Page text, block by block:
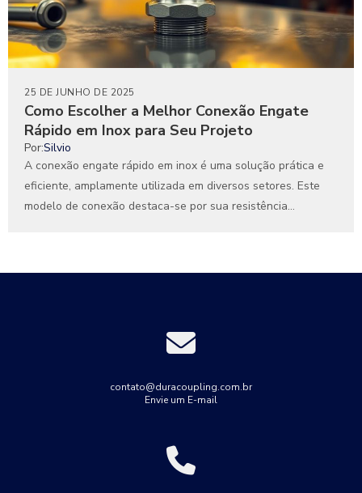
Como Escolher a Melhor Conexão Engate
Rápido em Inox para Seu Projeto
25 DE JUNHO DE 2025
Por:Silvio
A conexão engate rápido em inox é uma solução prática e
eficiente, amplamente utilizada em diversos setores. Este
modelo de conexão destaca-se por sua resistência...
contato@duracoupling.com.br
Envie um E-mail